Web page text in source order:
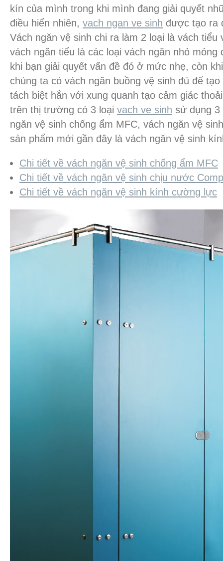
kín của mình trong khi mình đang giải quyết
điều hiển nhiên, vach ngan ve sinh được tạo ra
Vách ngăn vệ sinh chi ra làm 2 loại là vách tiểu
vách ngăn tiểu là các loại vách ngăn nhỏ
khi bạn giải quyết vấn đề đó ở mức nhẹ, còn
chúng ta có vách ngăn buồng vệ sinh đủ để
tách biệt hẳn với xung quanh tạo cảm giác
trên thị trường có 3 loại vach ve sinh sử dụng 3
ngăn vệ sinh chống ẩm MFC, vách ngăn vệ
sản phẩm mới gần đây là vách ngăn vệ sinh
Chi tiết về vách ngăn vệ sinh chống ẩm MFC
Chi tiết về vách ngăn vệ sinh chịu nước
Chi tiết về vách ngăn vệ sinh kính cường lực